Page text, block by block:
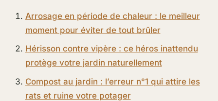
Arrosage en période de chaleur : le meilleur
moment pour éviter de tout brûler
Hérisson contre vipère : ce héros inattendu
protège votre jardin naturellement
Compost au jardin : l’erreur n°1 qui attire les
rats et ruine votre potager